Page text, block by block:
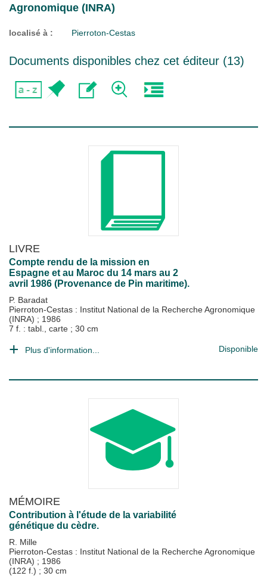
Agronomique (INRA)
localisé à : Pierroton-Cestas
Documents disponibles chez cet éditeur (13)
LIVRE
Compte rendu de la mission en
Espagne et au Maroc du 14 mars au 2
avril 1986 (Provenance de Pin maritime).
P. Baradat
Pierroton-Cestas : Institut National de la Recherche Agronomique
(INRA) ; 1986
7 f. : tabl., carte ; 30 cm
Plus d'information... Disponible
MÉMOIRE
Contribution à l'étude de la variabilité
génétique du cèdre.
R. Mille
Pierroton-Cestas : Institut National de la Recherche Agronomique
(INRA) ; 1986
(122 f.) ; 30 cm